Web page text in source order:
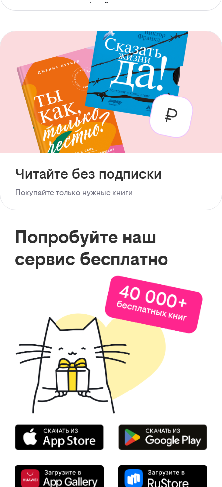
с доступом офлайн
Читайте без подписки
Покупайте только нужные книги
Попробуйте наш
сервис бесплатно